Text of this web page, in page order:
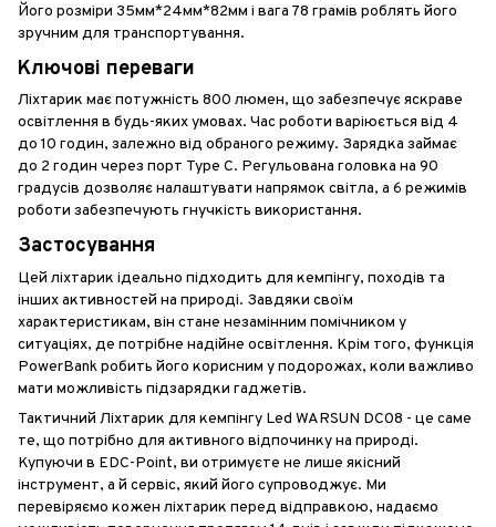
Його розміри 35мм*24мм*82мм і вага 78 грамів роблять його
зручним для транспортування.
Ключові переваги
Ліхтарик має потужність 800 люмен, що забезпечує яскраве
освітлення в будь-яких умовах. Час роботи варіюється від 4
до 10 годин, залежно від обраного режиму. Зарядка займає
до 2 годин через порт Type C. Регульована головка на 90
градусів дозволяє налаштувати напрямок світла, а 6 режимів
роботи забезпечують гнучкість використання.
Застосування
Цей ліхтарик ідеально підходить для кемпінгу, походів та
інших активностей на природі. Завдяки своїм
характеристикам, він стане незамінним помічником у
ситуаціях, де потрібне надійне освітлення. Крім того, функція
PowerBank робить його корисним у подорожах, коли важливо
мати можливість підзарядки гаджетів.
Тактичний Ліхтарик для кемпінгу Led WARSUN DC08 - це саме
те, що потрібно для активного відпочинку на природі.
Купуючи в EDC-Point, ви отримуєте не лише якісний
інструмент, а й сервіс, який його супроводжує. Ми
перевіряємо кожен ліхтарик перед відправкою, надаємо